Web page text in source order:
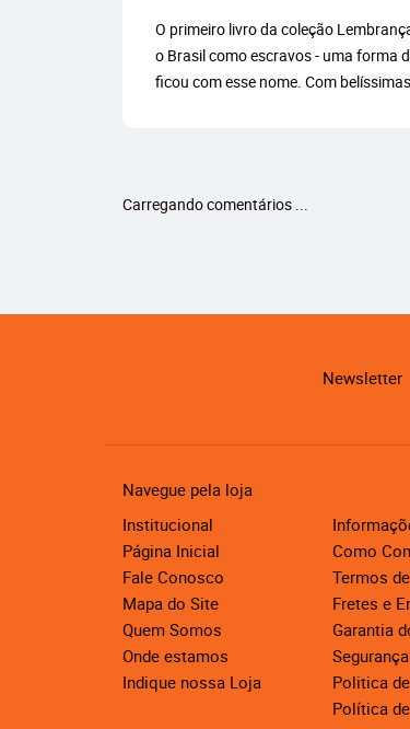
O primeiro livro da coleção
o Brasil como escravos - uma forma
ficou com esse nome. Com
Carregando comentários ...
Newsletter
Navegue pela loja
Institucional
Página Inicial
Fale Conosco
Mapa do Site
Quem Somos
Onde estamos
Indique nossa Loja
Como
Termos
Fretes e
Garantia
Segurança
Politica
Política